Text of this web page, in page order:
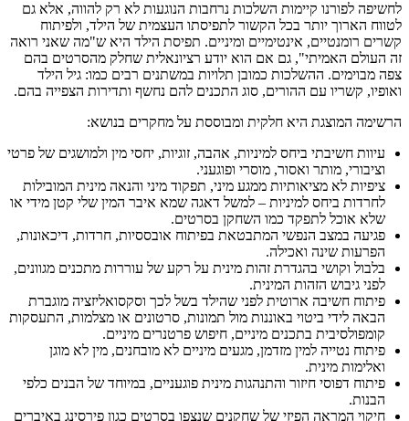
לחשיפה לפורנו קיימות השלכות נרחבות הנוגעות לא רק להווה, אלא גם
לטווח הארוך יותר בכל הקשור לתפיסתו העצמית של הילד, ולפיתוח
קשרים רומנטיים, אינטימיים ומיניים. תפיסת הילד היא ש"מה שאני רואה
זה העולם האמיתי", גם אם הוא יודע רציונאלית שחלק מהסרטים בהם
צפה מבוימים. ההשלכות כמובן תלויות במשתנים רבים כמו: גיל הילד
ואופיו, קשריו עם ההורים, סוג התכנים להם נחשף ותדירות הצפייה בהם.
הרשימה המוצגת היא חלקית ומבוססת על מחקרים בנושא:
עיוות חשיבתי ביחס למיניות, אהבה, זוגיות, יחסי מין ולמושגים של פרטי
וציבורי, מותר ואסור, מוסרי ופוגעני.
ציפיות לא מציאותיות ממגע מיני, תפקוד מיני והנאה מינית המובילות
לחרדות ביחס למיניות – למשל דאגה שמא איבר המין שלי קטן מידי או
שלא אוכל לתפקד כמו השחקן בסרטים.
פגיעה במצב הנפשי המתבטאת בפיתוח אובססיות, חרדות, דיכאונות,
הפרעות שינה ואכילה.
בלבול וקושי בהגדרת זהות מינית על רקע של עוררות מתכנים מגוונים,
לפני גיבוש הזהות המינית.
פיתוח חשיבה ארוטית לפני שהילד בשל לכך וסקסואליזציה מוגברת
הבאה לידי ביטוי באוננות מול תמונות, סרטונים או מצלמות, התעסקות
קומפולסיבית בתכנים מיניים, חיפוש פרטנרים מיניים.
פיתוח נטייה למין מזדמן, מגעים מיניים לא מובחנים, מין לא מוגן
ואלימות מינית.
פיתוח דפוסי חיזור והתנהגות מינית פוגעניים, במיוחד של הבנים כלפי
הבנות.
חיקוי המראה הפיזי של שחקנים שנצפו בסרטים כגון פירסינג באיברים